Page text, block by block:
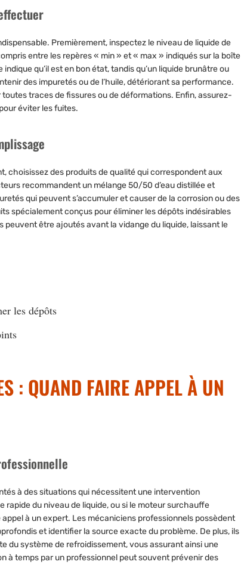
Premièrement, inspectez le niveau de liquide de
entre les repères « min » et « max » indiqués sur la boîte
qu’il est en bon état, tandis qu’un liquide brunâtre ou
des impuretés ou de l’huile, détériorant sa performance.
traces de fissures ou de déformations. Enfin, assurez-
éviter les fuites.
choisissez des produits de qualité qui correspondent aux
recommandent un mélange 50/50 d’eau distillée et
qui peuvent s’accumuler et causer de la corrosion ou des
spécialement conçus pour éliminer les dépôts indésirables
être ajoutés avant la vidange du liquide, laissant le
les dépôts
: QUAND FAIRE APPEL À UN
à des situations qui nécessitent une intervention
rapide du niveau de liquide, ou si le moteur surchauffe
à un expert. Les mécaniciens professionnels possèdent
et identifier la source exacte du problème. De plus, ils
du système de refroidissement, vous assurant ainsi une
à temps par un professionnel peut souvent prévenir des